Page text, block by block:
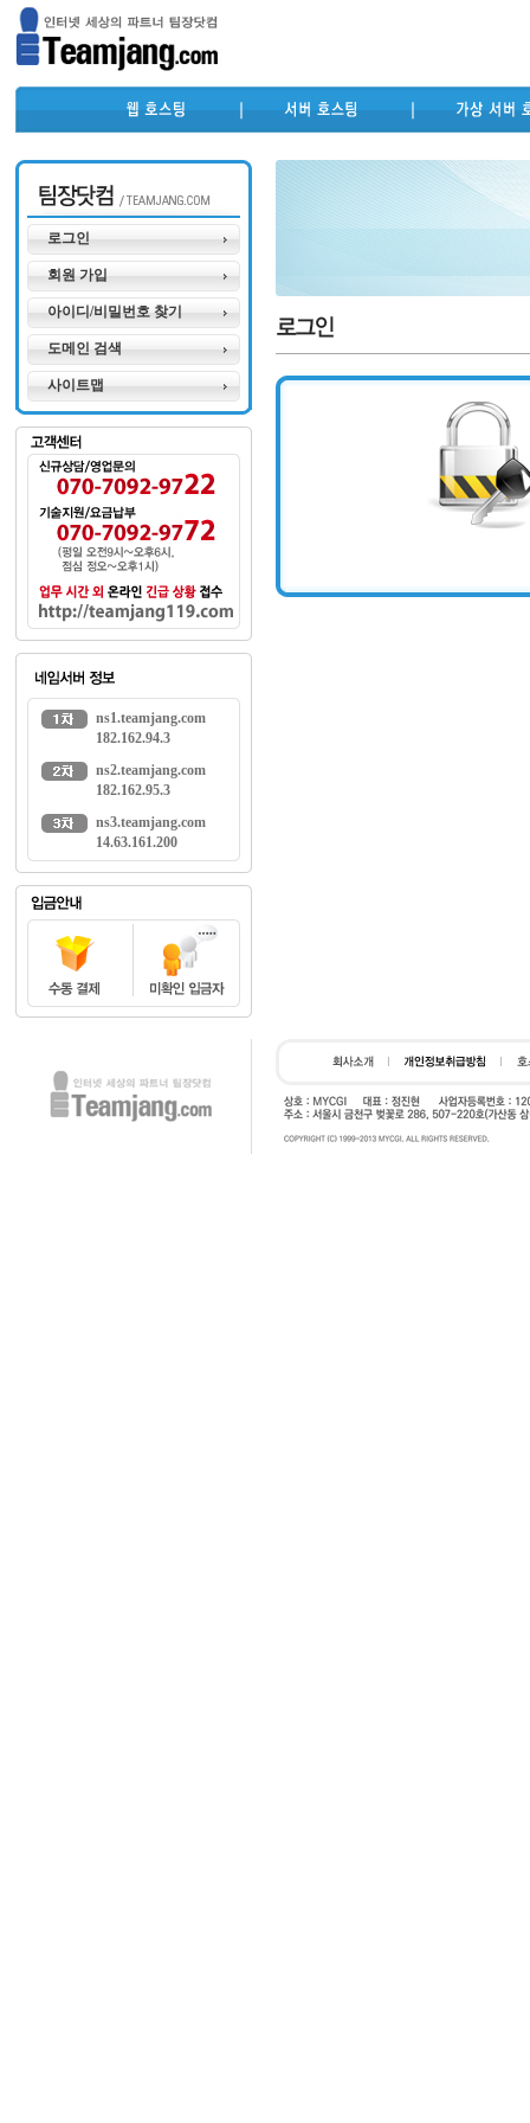
로그인
회원 가입
아이디/비밀번호 찾기
도메인 검색
사이트맵
ns1.teamjang.com
182.162.94.3
ns2.teamjang.com
182.162.95.3
ns3.teamjang.com
14.63.161.200